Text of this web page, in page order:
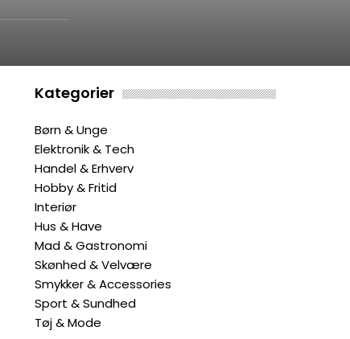
Kategorier
Børn & Unge
Elektronik & Tech
Handel & Erhverv
Hobby & Fritid
Interiør
Hus & Have
Mad & Gastronomi
Skønhed & Velvære
Smykker & Accessories
Sport & Sundhed
Tøj & Mode